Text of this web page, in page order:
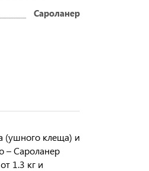
Сароланер
(ушного клеща) и
– Сароланер
1.3 кг и